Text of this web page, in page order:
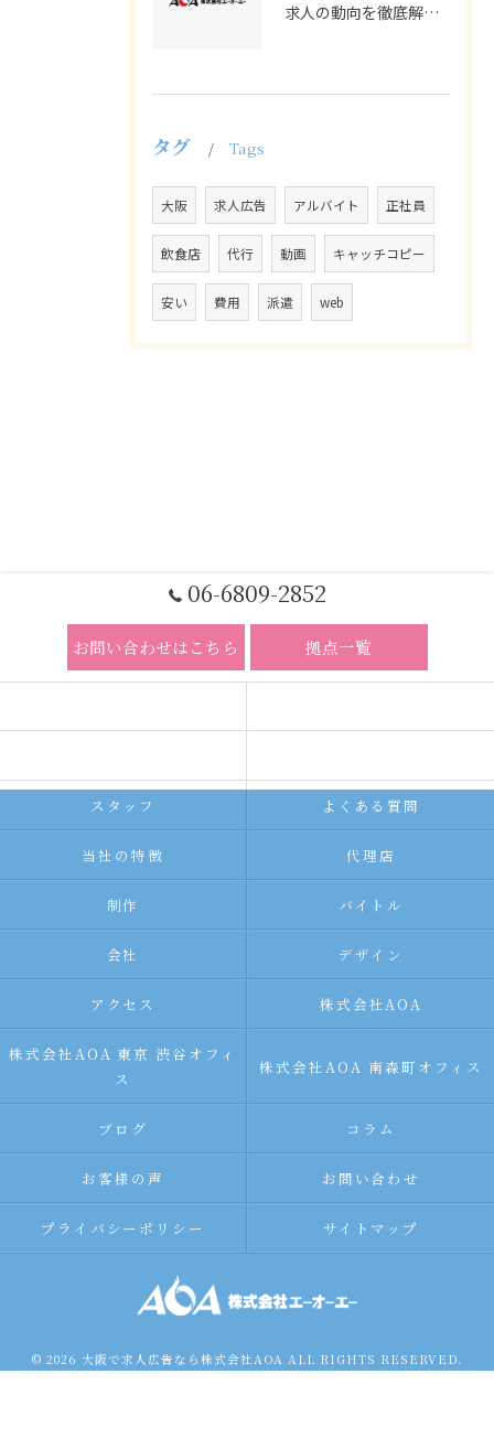
求人の動向を徹底解説し採用や広告戦略に活かすバイトと正社員の最新トレンド
タグ Tags
大阪 求人広告 アルバイト 正社員
飲食店 代行 動画 キャッチコピー
安い 費用 派遣 web
06-6809-2852
お問い合わせはこちら 拠点一覧
スタッフ よくある質問
当社の特徴 代理店
制作 バイトル
会社 デザイン
アクセス 株式会社AOA
株式会社AOA 東京 渋谷オフィ
ス
株式会社AOA 南森町オフィス
ブログ コラム
お客様の声 お問い合わせ
プライバシーポリシー サイトマップ
© 2026 大阪で求人広告なら株式会社AOA ALL RIGHTS RESERVED.